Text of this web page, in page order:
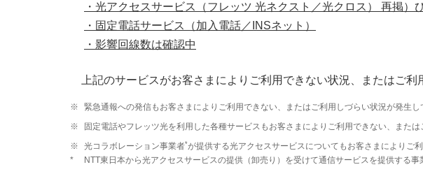
・光アクセスサービス（フレッツ 光ネクスト／光クロス） 再掲）
・固定電話サービス（加入電話／INSネット）
・影響回線数は確認中
上記のサービスがお客さまによりご利用できない状況、またはご利
※
緊急通報への発信もお客さまによりご利用できない、またはご利用しづらい状況が発生し
※
固定電話やフレッツ光を利用した各種サービスもお客さまによりご利用できない、または
※
光コラボレーション事業者*が提供する光アクセスサービスについてもお客さまによりご
*
NTT東日本から光アクセスサービスの提供（卸売り）を受けて通信サービスを提供する事